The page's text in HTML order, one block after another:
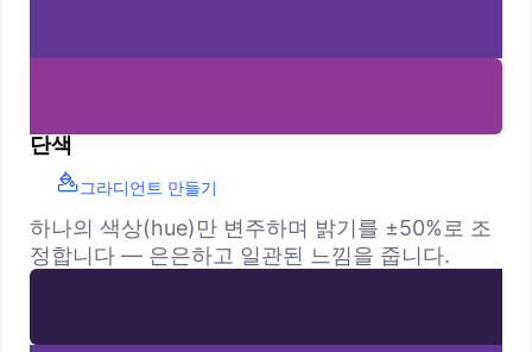
단색
그라디언트 만들기
하나의 색상(hue)만 변주하며 밝기를 ±50%로 조
정합니다 — 은은하고 일관된 느낌을 줍니다.